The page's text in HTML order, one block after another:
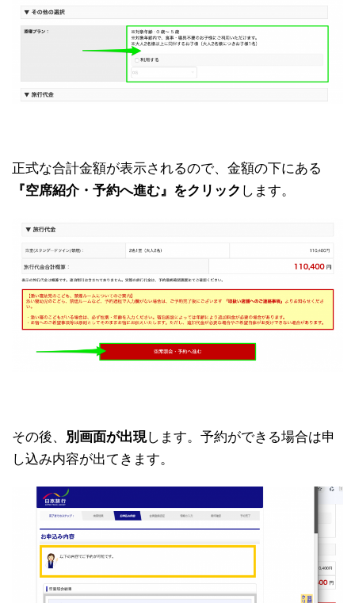
正式な合計金額が表示されるので、金額の下にある
『空席紹介・予約へ進む』をクリック します。
その後、 別画面が出現します。予約ができる場合は申
し込み内容が出てきます。